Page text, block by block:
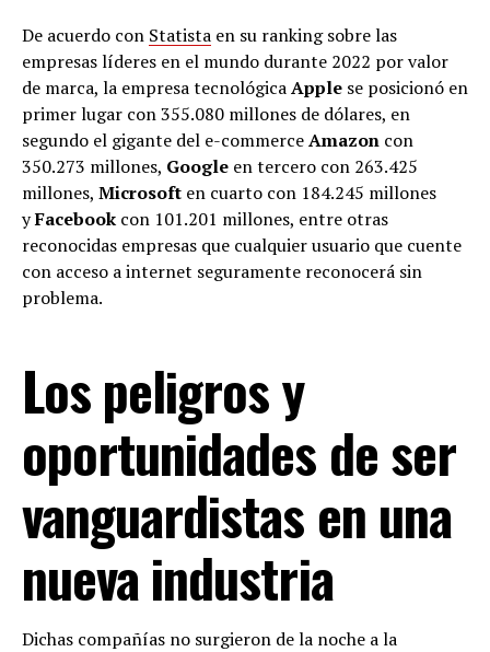
De acuerdo con Statista en su ranking sobre las
empresas líderes en el mundo durante 2022 por valor
de marca, la empresa tecnológicaApple se posicionó en
primer lugar con 355.080 millones de dólares, en
segundo el gigante del e-commerceAmazon con
350.273 millones, Google en tercero con 263.425
millones, Microsoft en cuarto con 184.245 millones
yFacebook con 101.201 millones, entre otras
reconocidas empresas que cualquier usuario que cuente
con acceso a internet seguramente reconocerá sin
problema.
Los peligros y
oportunidades de ser
vanguardistas en una
nueva industria
Dichas compañías no surgieron de la noche a la